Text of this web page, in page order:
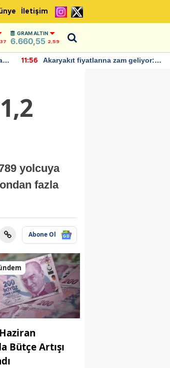
İletişim
GRAM ALTIN
6.660,55 2,59
11:56
Akaryakıt fiyatlarına zam geliyor:
yolcuya
fazla
Abone Ol
Bütçe Artışı